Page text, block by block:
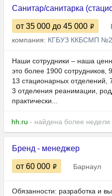
Санитар/санитарка
от 35 000 до 45 000
компания: КГБУЗ ККБСМП №2
Наши сотрудники – наша
это более 1900 сотрудников,
13 стационарных отделений,
3 отделения реанимации,
практически...
hh.ru - найдена более недели
Бренд - менеджер
от 60 000 Барнаул
Обязанности: разработка и